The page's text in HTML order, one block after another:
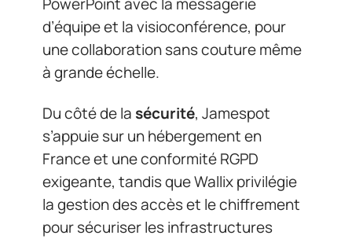
d’équipe et la visioconférence, pour
une collaboration sans couture même
à grande échelle.
Du côté de la sécurité, Jamespot
s’appuie sur un hébergement en
France et une conformité RGPD
exigeante, tandis que Wallix privilégie
la gestion des accès et le chiffrement
pour sécuriser les infrastructures